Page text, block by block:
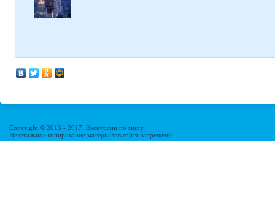
Copyright © 2013 - 2017, Экскурсии по миру.
Нелегальное копирование материалов сайта запрещено.